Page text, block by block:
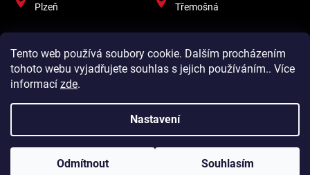
Tento web používá soubory cookie. Dalším procházením
tohoto webu vyjadřujete souhlas s jejich používáním.. Více
informací zde.
Nastavení
Odmítnout Souhlasím
Plzeň
Třemošná